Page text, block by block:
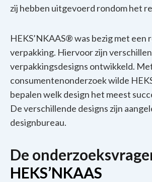
zij hebben uitgevoerd rondom het
HEKS’NKAAS® was bezig met een
verpakking. Hiervoor zijn
verpakkingsdesigns ontwikkeld.
consumentenonderzoek wilde
bepalen welk design het meest
De verschillende designs zijn
designbureau.
De
HEKS’NKAAS